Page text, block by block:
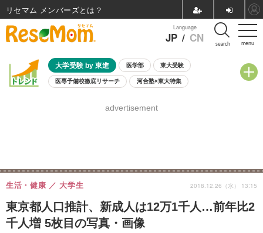
menu
Language
JP / CN search
大学受験 by 東進 医学部 東大受験
医専予備校徹底リサーチ 河合塾×東大特集
8月開催学校説明会・相談会
advertisement
東京都人口推計、新成人は12万1千人…前年比2
千人増 5枚目の写真・画像
生活・健康 大学生 2018.12.26（水） 13:15
リセマム メンバーズ